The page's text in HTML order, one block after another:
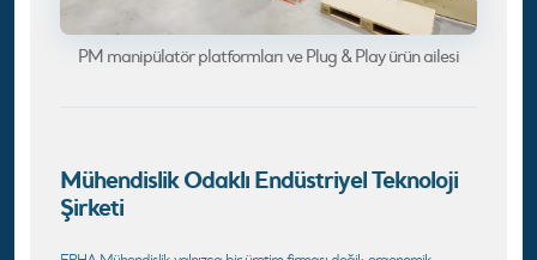
PM manipülatör platformları ve Plug & Play ürün ailesi
Mühendislik Odaklı Endüstriyel Teknoloji
Şirketi